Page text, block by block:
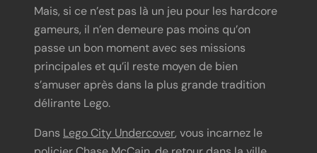
Mais, si ce n’est pas là un jeu pour les hardcore
gameurs, il n’en demeure pas moins qu’on
passe un bon moment avec ses missions
principales et qu’il reste moyen de bien
s’amuser après dans la plus grande tradition
délirante Lego.
Dans Lego City Undercover, vous incarnez le